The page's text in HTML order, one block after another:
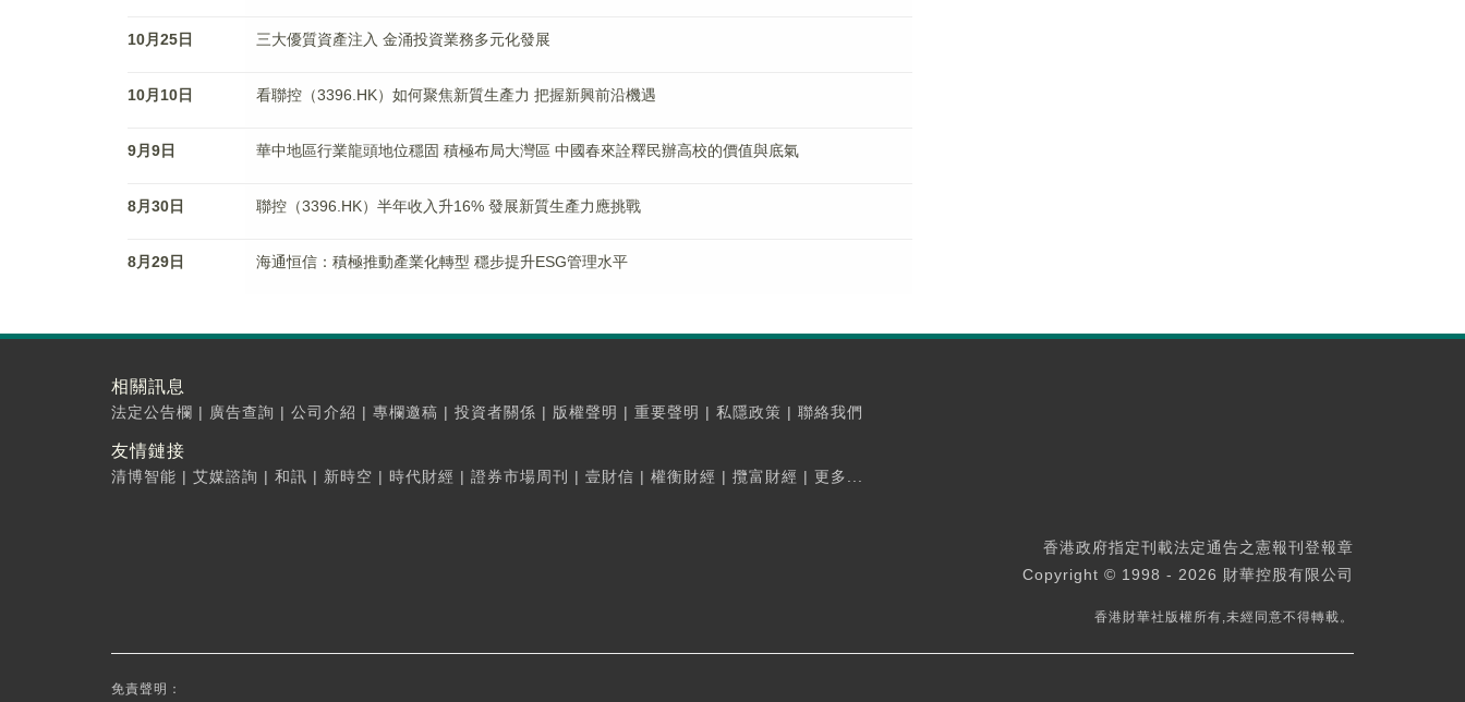
10月25日 三大優質資產注入 金涌投資業務多元化發展
10月10日 看聯控（3396.HK）如何聚焦新質生產力 把握新興前沿機遇
9月9日 華中地區行業龍頭地位穩固 積極布局大灣區 中國春來詮釋民辦高校的價值與底氣
8月30日 聯控（3396.HK）半年收入升16% 發展新質生產力應挑戰
8月29日 海通恒信：積極推動產業化轉型 穩步提升ESG管理水平
相關訊息
法定公告欄 | 廣告查詢 | 公司介紹 | 專欄邀稿 | 投資者關係 | 版權聲明 | 重要聲明 | 私隱政策 | 聯絡我們
友情鏈接
清博智能 | 艾媒諮詢 | 和訊 | 新時空 | 時代財經 | 證券市場周刊 | 壹財信 | 權衡財經 | 攬富財經 | 更多...
香港政府指定刊載法定通告之憲報刊登報章
Copyright © 1998 - 2026 財華控股有限公司
香港財華社版權所有,未經同意不得轉載。
免責聲明：